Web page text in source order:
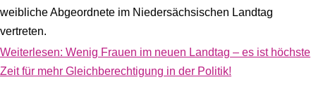
weibliche Abgeordnete im Niedersächsischen Landtag
vertreten.
Weiterlesen: Wenig Frauen im neuen Landtag – es ist höchste
Zeit für mehr Gleichberechtigung in der Politik!